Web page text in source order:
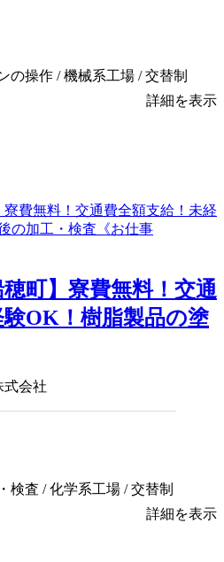
の操作 / 機械系工場 / 交替制
詳細を表示
穂町】寮費無料！交通
OK！樹脂製品の塗
式会社
検査 / 化学系工場 / 交替制
詳細を表示